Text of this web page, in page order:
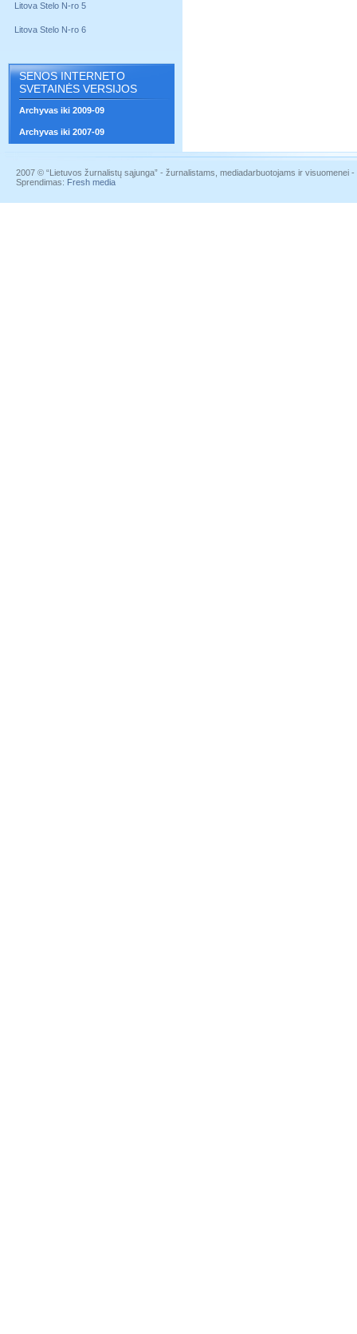
Litova Stelo N-ro 5
Litova Stelo N-ro 6
SENOS INTERNETO
SVETAINĖS VERSIJOS
Archyvas iki 2009-09
Archyvas iki 2007-09
2007 © “Lietuvos žurnalistų sąjunga” - žurnalistams, mediadarbuotojams ir visuomenei
Sprendimas: Fresh media